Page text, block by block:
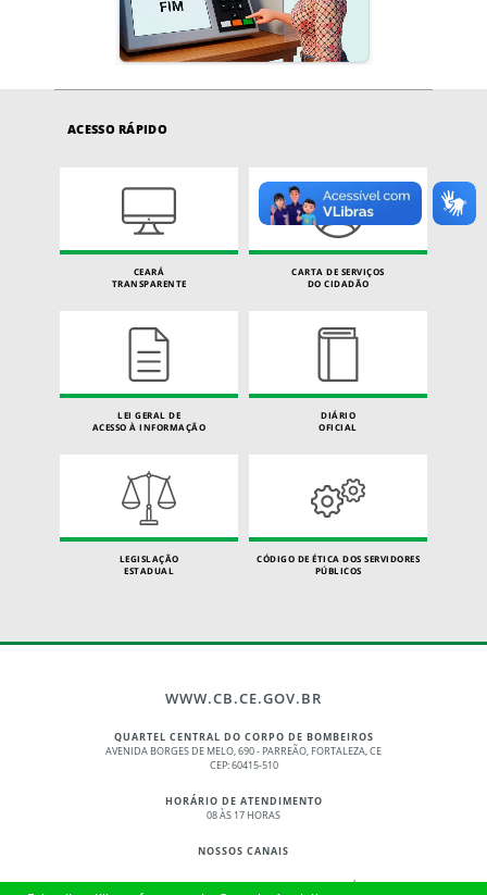
ACESSO RÁPIDO
CEARÁ
TRANSPARENTE
CARTA DE SERVIÇOS
DO CIDADÃO
LEI GERAL DE
ACESSO À INFORMAÇÃO
DIÁRIO
OFICIAL
LEGISLAÇÃO
ESTADUAL
CÓDIGO DE ÉTICA DOS SERVIDORES
PÚBLICOS
WWW.CB.CE.GOV.BR
QUARTEL CENTRAL DO CORPO DE BOMBEIROS
AVENIDA BORGES DE MELO, 690 - PARREÃO, FORTALEZA, CE
CEP: 60415-510
HORÁRIO DE ATENDIMENTO
08 ÀS 17 HORAS
NOSSOS CANAIS
© 2017 - 2026 – GOVERNO DO ESTADO DO CEARÁ